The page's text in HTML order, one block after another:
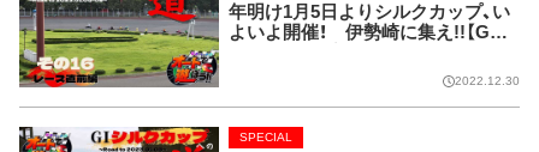
年明け1月5日よりシルクカップ、い
よいよ開催！ 伊勢崎に集え!!【GⅠ
2022.12.30
SPECIAL